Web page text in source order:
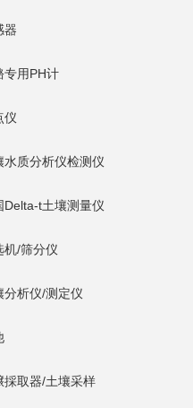
器
专用PH计
仪
水质分析仪检测仪
Delta-t土壤测量仪
机/筛分仪
分析仪/测定仪
採取器/土壤采样